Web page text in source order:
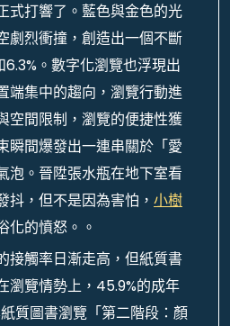
式打響了。藍色與金色的光
劇烈衝撞，創造出一個不斷
。數字化瀏覽也浮現出
端集中的趨向，瀏覽行動進
空間限制，瀏覽的便捷性獲
瞬間爆發出一連串關於「愛
泡。晉陞張水瓶在地下室看
抖，但不是因為害怕， 小樹
化的憤怒。。
接觸率日漸走高，但紙質書
瀏覽情勢上，45.9%的成年
質圖書瀏覽「第二階段：顏